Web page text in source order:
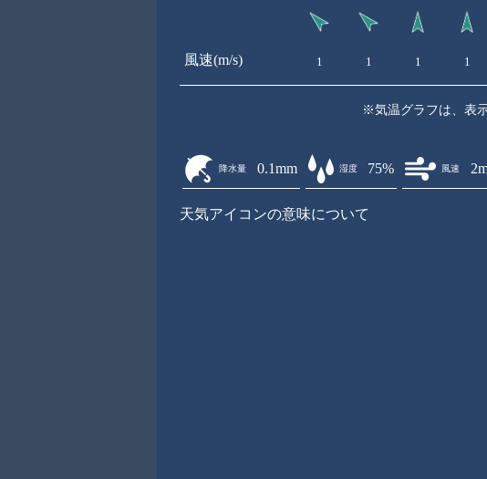
風速(m/s) 1 1 1 1
※気温グラフは、表
降水量 0.1mm 湿度 75% 風速
天気アイコンの意味について